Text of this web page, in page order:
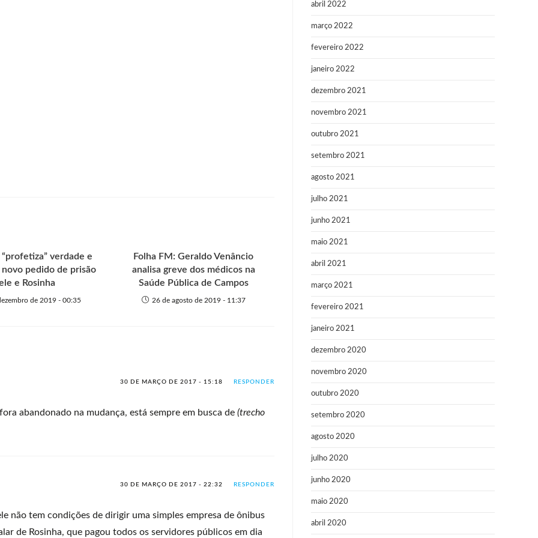
verdade e
pedido de prisão
e Rosinha
de 2019 - 00:35
Folha FM: Geraldo Venâncio
analisa greve dos médicos na
Saúde Pública de Campos
26 de agosto de 2019 - 11:37
30 DE MARÇO DE 2017 - 15:18 RESPONDER
abandonado na mudança, está sempre em busca de (trecho
30 DE MARÇO DE 2017 - 22:32 RESPONDER
não tem condições de dirigir uma simples empresa de ônibus
de Rosinha, que pagou todos os servidores públicos em dia
abril 2022
março 2022
fevereiro 2022
janeiro 2022
dezembro 2021
novembro 2021
outubro 2021
setembro 2021
agosto 2021
julho 2021
junho 2021
maio 2021
abril 2021
março 2021
fevereiro 2021
janeiro 2021
dezembro 2020
novembro 2020
outubro 2020
setembro 2020
agosto 2020
julho 2020
junho 2020
maio 2020
abril 2020